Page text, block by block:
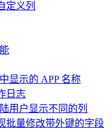
定义列
显示的 APP 名称
日志
用户显示不同的列
批量修改带外键的字段